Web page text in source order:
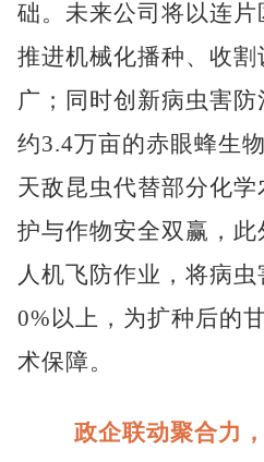
础。未来公司将以连
推进机械化播种、收
广；同时创新病虫害
约3.4万亩的赤眼蜂生
天敌昆虫代替部分化
护与作物安全双赢，
人机飞防作业，将病
0%以上，为扩种后的
术保障。
政企联动聚合力